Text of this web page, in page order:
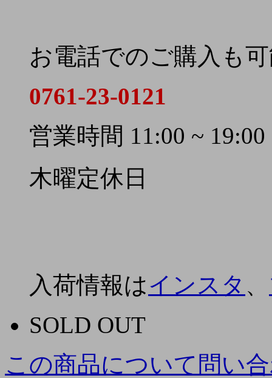
お電話でのご購入も
0761-23-0121
営業時間 11:00 ~ 19:00
木曜定休日
入荷情報はインスタ 、
SOLD OUT
この商品について問い